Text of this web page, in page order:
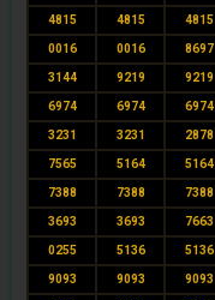
4815 4815 4815
0016 0016 8697
3144 9219 9219
6974 6974 6974
3231 3231 2878
7565 5164 5164
7388 7388 7388
3693 3693 7663
0255 5136 5136
9093 9093 9093